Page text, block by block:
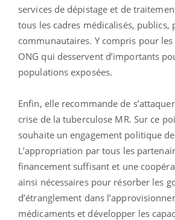
services de dépistage et de
tous les cadres médicalisés, publics,
communautaires. Y compris pour
ONG qui desservent d’importants
populations exposées.
Enfin, elle recommande de
crise de la tuberculose MR. Sur ce
souhaite un engagement politique
L’appropriation par tous les
financement suffisant et une
ainsi nécessaires pour résorber les
d’étranglement dans
médicaments et développer les